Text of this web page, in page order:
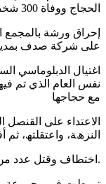
اﻟﺤﺠﺎج ووﻓﺎة 300 ﺷﺨﺺ 1986
إﺣﺮاق ورﺷﺔ
ﻋﻠﻰ ﺷﺮﻛﺔ ﺻﺪف ﺑﻤﺪﯾﻨﺔ
اﻏﺘﯿﺎل اﻟﺪﺑﻠﻮﻣﺎﺳﻲ
ﻣﻊ ﺣﺠﺎﺟﮭﺎ
اﻻﻋﺘﺪاء ﻋﻠﻰ
اﻟﻨﺰھﺔ، واﻋﺘﻘﻠﺘﮫ، ﺛﻢ
.اﺧﺘﻄﺎف وﻗﺘﻞ ﻋﺪد ﻣﻦ